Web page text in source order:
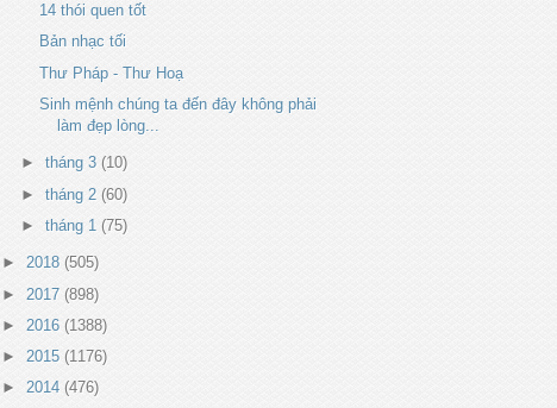
14 thói quen tốt
Bản nhạc tối
Thư Pháp - Thư Hoạ
Sinh mệnh chúng ta đến đây không phải
làm đẹp lòng...
► tháng 3 (10)
► tháng 2 (60)
► tháng 1 (75)
► 2018 (505)
► 2017 (898)
► 2016 (1388)
► 2015 (1176)
► 2014 (476)